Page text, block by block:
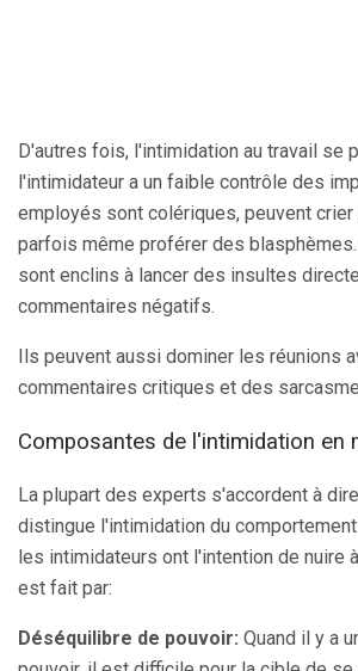
D'autres fois, l'intimidation au travail se
l'intimidateur a un faible contrôle des
employés sont colériques, peuvent crier
parfois même proférer des
sont enclins à lancer des insultes
commentaires négatifs.
Ils peuvent aussi dominer les réunions
commentaires critiques et des
Composantes de l'intimidation en
La plupart des experts s'accordent à
distingue l'intimidation du
les intimidateurs ont l'intention de nuire
est fait par:
Déséquilibre de pouvoir: Quand il y a